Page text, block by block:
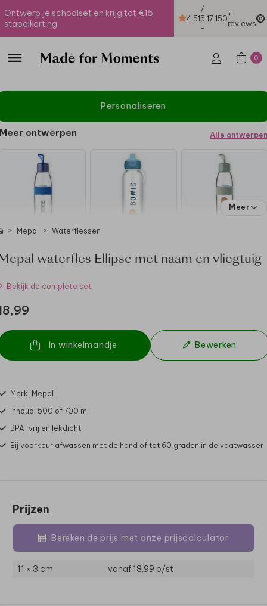
Ontwerp je schoolset en krijg tot €15
stapelkorting
4.51
/
5
-
17.150+
reviews
0
Personaliseren
Meer ontwerpen Alle ontwerpen
Meer
Mepal Waterflessen
waterfles Ellipse met naam en vliegtuig
Bekijk de complete set
In winkelmandje Bewerken
Merk: Mepal
Inhoud: 500 of 700 ml
BPA-vrij en lekdicht
Bij voorkeur afwassen met de hand of tot 60 graden in de vaatwasser
Prijzen
Bereken de prijs met onze prijscalculator
11 × 3 cm vanaf 18,99 p/st